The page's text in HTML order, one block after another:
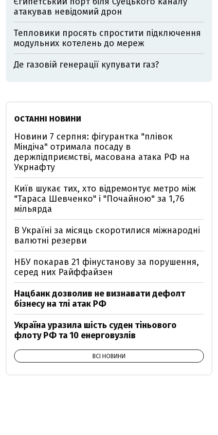
атакував невідомий дрон
Тепловики просять спростити підключення
модульних котелень до мереж
Де газовій генерації купувати газ?
ОСТАННІ НОВИНИ
Новини 7 серпня: фігурантка "плівок
Міндіча" отримала посаду в
держпідприємстві, масована атака РФ на
Укрнафту
Київ шукає тих, хто відремонтує метро між
"Тараса Шевченко" і "Почайною" за 1,76
мільярда
В Україні за місяць скоротилися міжнародні
валютні резерви
НБУ покарав 21 фінустанову за порушення,
серед них Райффайзен
Нацбанк дозволив не визнавати дефолт
бізнесу на тлі атак РФ
Україна уразила шість суден тіньового
флоту РФ та 10 енерговузлів
ВСІ НОВИНИ